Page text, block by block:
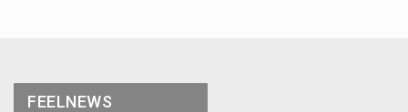
FEELNEWS